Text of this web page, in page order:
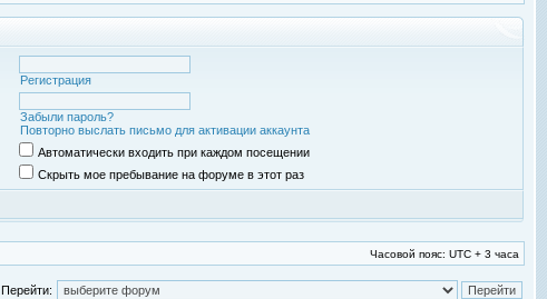
Регистрация
Забыли пароль?
Повторно выслать письмо для активации аккаунта
Автоматически входить при каждом посещении
Скрыть мое пребывание на форуме в этот раз
Часовой пояс: UTC + 3 часа
Перейти: